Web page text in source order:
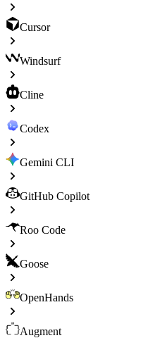
Cursor
Windsurf
Cline
Codex
Gemini CLI
GitHub Copilot
Roo Code
Goose
OpenHands
Augment